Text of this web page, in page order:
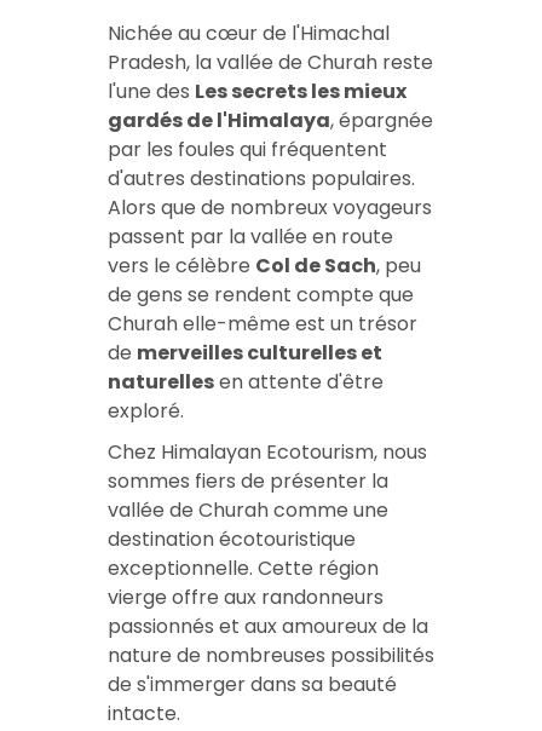
Nichée au cœur de l'Himachal
Pradesh, la vallée de Churah reste
l'une des Les secrets les mieux
gardés de l'Himalaya, épargnée
par les foules qui fréquentent
d'autres destinations populaires.
Alors que de nombreux voyageurs
passent par la vallée en route
vers le célèbre Col de Sach, peu
de gens se rendent compte que
Churah elle-même est un trésor
de merveilles culturelles et
naturellesen attente d'être
exploré.
Chez Himalayan Ecotourism, nous
sommes fiers de présenter la
vallée de Churah comme une
destination écotouristique
exceptionnelle. Cette région
vierge offre aux randonneurs
passionnés et aux amoureux de la
nature de nombreuses possibilités
de s'immerger dans sa beauté
intacte.